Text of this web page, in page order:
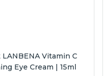
LANBENA Vitamin C
Eye Cream | 15ml